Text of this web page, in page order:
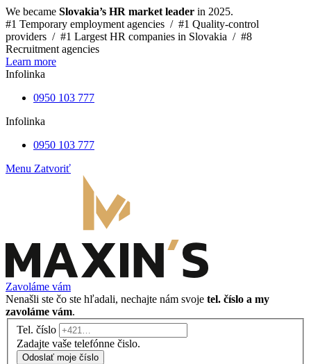
We became Slovakia’s HR market leader in 2025.
#1 Temporary employment agencies / #1 Quality-control
providers / #1 Largest HR companies in Slovakia / #8
Recruitment agencies
Learn more
Infolinka
0950 103 777
Infolinka
0950 103 777
Menu Zatvoriť
Zavoláme vám
Nenašli ste čo ste hľadali, nechajte nám svoje tel. číslo a my
zavoláme vám.
Tel. číslo
Zadajte vaše telefónne čislo.
Odoslať moje číslo